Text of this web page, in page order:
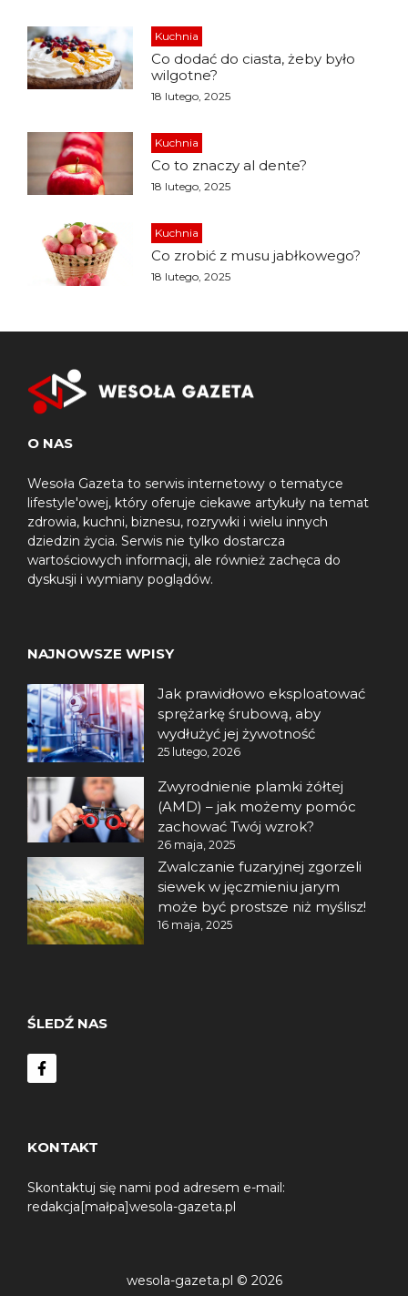
Kuchnia
Co dodać do ciasta, żeby było
wilgotne?
18 lutego, 2025
Kuchnia
Co to znaczy al dente?
18 lutego, 2025
Kuchnia
Co zrobić z musu jabłkowego?
18 lutego, 2025
O NAS
Wesoła Gazeta to serwis internetowy o tematyce
lifestyle'owej, który oferuje ciekawe artykuły na temat
zdrowia, kuchni, biznesu, rozrywki i wielu innych
dziedzin życia. Serwis nie tylko dostarcza
wartościowych informacji, ale również zachęca do
dyskusji i wymiany poglądów.
NAJNOWSZE WPISY
Jak prawidłowo eksploatować
sprężarkę śrubową, aby
wydłużyć jej żywotność
25 lutego, 2026
Zwyrodnienie plamki żółtej
(AMD) – jak możemy pomóc
zachować Twój wzrok?
26 maja, 2025
Zwalczanie fuzaryjnej zgorzeli
siewek w jęczmieniu jarym
może być prostsze niż myślisz!
16 maja, 2025
ŚLEDŹ NAS
KONTAKT
Skontaktuj się nami pod adresem e-mail:
redakcja[małpa]wesola-gazeta.pl
wesola-gazeta.pl © 2026